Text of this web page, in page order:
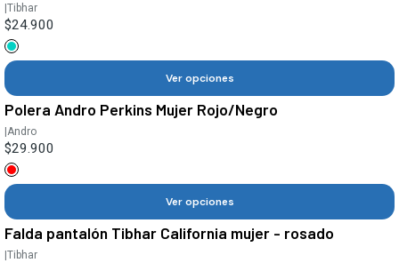
|Tibhar
$24.900
Ver opciones
Polera Andro Perkins Mujer Rojo/Negro
|Andro
$29.900
Ver opciones
Falda pantalón Tibhar California mujer - rosado
|Tibhar